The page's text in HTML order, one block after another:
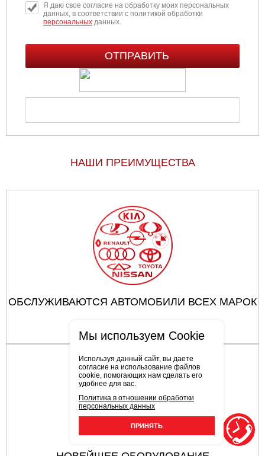
Я даю свое согласие на обработку моих персональных
данных, в соответствии с политикой обработки
персональныхданных.
НАШИ ПРЕИМУЩЕСТВА
ОБСЛУЖИВАЮТСЯ АВТОМОБИЛИ ВСЕХ МАРОК
Мы используем Cookie
Используя данный сайт, вы даете
согласие на использование файлов
cookie, помогающих нам сделать его
удобнее для вас.
Политика в отношении обработки
персональных данных
ПРИНЯТЬ